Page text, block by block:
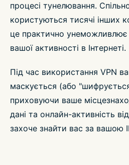
процесі тунелювання.
користуються тисячі інших
це практично унеможливлює
вашої активності в Інтернеті.
Під час використання VPN
маскується (або
приховуючи ваше
дані та онлайн-активність
захоче знайти вас за вашою